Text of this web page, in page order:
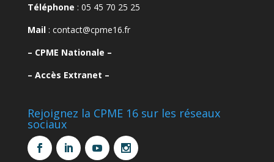
Téléphone : 05 45 70 25 25
Mail: contact@cpme16.fr
– CPME Nationale –
– Accès Extranet –
Rejoignez la CPME 16 sur les réseaux
sociaux